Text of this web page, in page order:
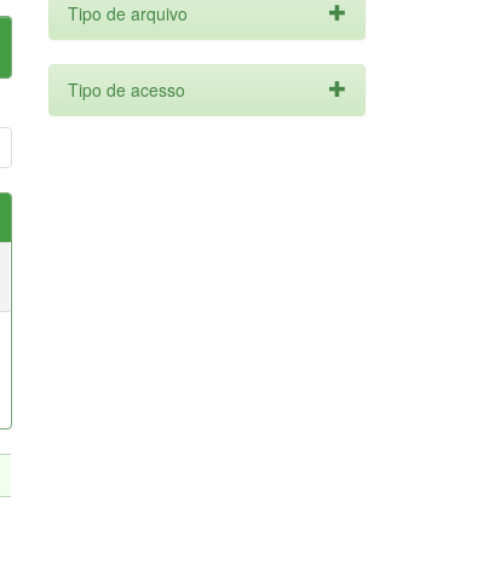
Tipo de arquivo
Tipo de acesso